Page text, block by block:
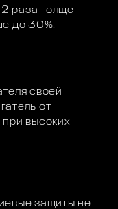
раза толще
до 30%.
своей
от
при высоких
защиты не